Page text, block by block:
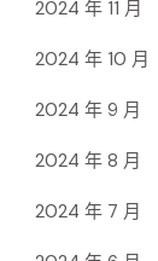
2024 年 11 月
2024 年 10 月
2024 年 9 月
2024 年 8 月
2024 年 7 月